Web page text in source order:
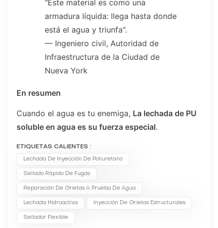
"Este material es como una
armadura líquida: llega hasta donde
está el agua y triunfa".
— Ingeniero civil, Autoridad de
Infraestructura de la Ciudad de
Nueva York
En resumen
Cuando el agua es tu enemiga, La lechada de PU
soluble en agua es su fuerza especial.
ETIQUETAS CALIENTES :
Lechada De Inyección De Poliuretano
Sellado Rápido De Fugas
Reparación De Grietas A Prueba De Agua
Lechada Hidroactiva Inyección De Grietas Estructurales
Sellador Flexible